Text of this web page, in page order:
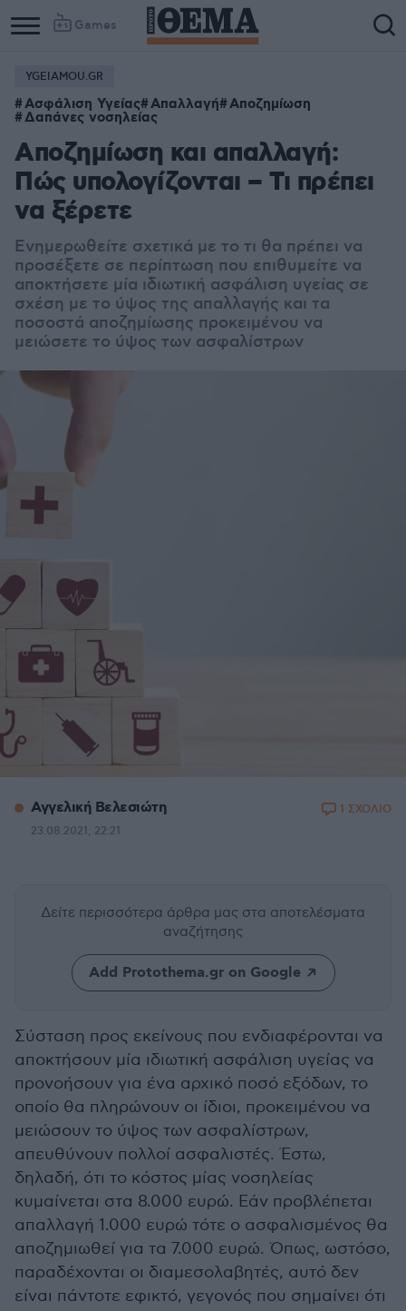
Games
YGEIAMOU.GR
Ασφάλιση Υγείας Απαλλαγή Αποζημίωση
Δαπάνες νοσηλείας
Αποζημίωση και απαλλαγή:
Πώς υπολογίζονται – Τι πρέπει
να ξέρετε
Ενημερωθείτε σχετικά με το τι θα πρέπει να
προσέξετε σε περίπτωση που επιθυμείτε να
αποκτήσετε μία ιδιωτική ασφάλιση υγείας σε
σχέση με το ύψος της απαλλαγής και τα
ποσοστά αποζημίωσης προκειμένου να
μειώσετε το ύψος των ασφαλίστρων
Αγγελική Βελεσιώτη
23.08.2021, 22:21
1 ΣΧΟΛΙΟ
Δείτε περισσότερα άρθρα μας στα αποτελέσματα
αναζήτησης
Add Protothema.gr on Google
Σύσταση προς εκείνους που ενδιαφέρονται να
αποκτήσουν μία ιδιωτική ασφάλιση υγείας να
προνοήσουν για ένα αρχικό ποσό εξόδων, το
οποίο θα πληρώνουν οι ίδιοι, προκειμένου να
μειώσουν το ύψος των ασφαλίστρων,
απευθύνουν πολλοί ασφαλιστές. Έστω,
δηλαδή, ότι το κόστος μίας νοσηλείας
κυμαίνεται στα 8.000 ευρώ. Εάν προβλέπεται
απαλλαγή 1.000 ευρώ τότε ο ασφαλισμένος θα
αποζημιωθεί για τα 7.000 ευρώ. Όπως, ωστόσο,
παραδέχονται οι διαμεσολαβητές, αυτό δεν
είναι πάντοτε εφικτό, γεγονός που σημαίνει ότι